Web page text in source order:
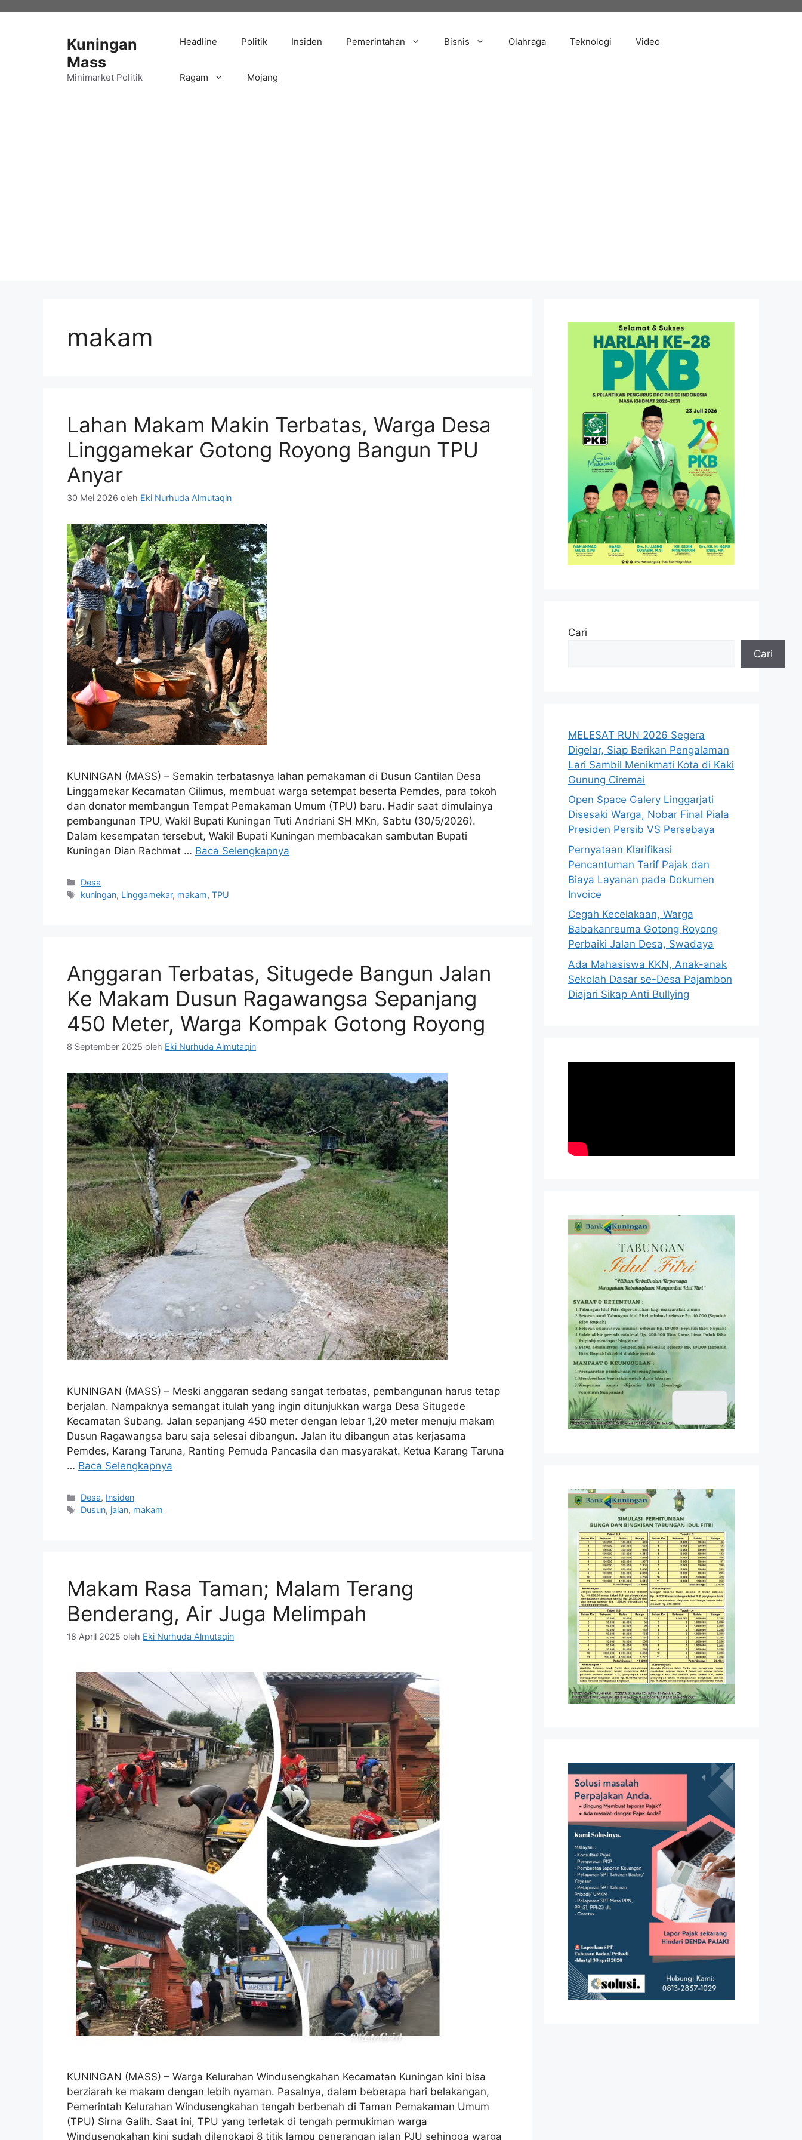
Kuningan
Mass
Minimarket Politik
Headline Politik Insiden Pemerintahan Bisnis Olahraga Teknologi Video
Ragam Mojang
makam
Lahan Makam Makin Terbatas, Warga Desa
Linggamekar Gotong Royong Bangun TPU
Anyar
30 Mei 2026 oleh Eki Nurhuda Almutaqin
KUNINGAN (MASS) – Semakin terbatasnya lahan pemakaman di Dusun Cantilan Desa
Linggamekar Kecamatan Cilimus, membuat warga setempat beserta Pemdes, para tokoh
dan donator membangun Tempat Pemakaman Umum (TPU) baru. Hadir saat dimulainya
pembangunan TPU, Wakil Bupati Kuningan Tuti Andriani SH MKn, Sabtu (30/5/2026).
Dalam kesempatan tersebut, Wakil Bupati Kuningan membacakan sambutan Bupati
Kuningan Dian Rachmat … Baca Selengkapnya
Kategori
Desa
Tag
kuningan, Linggamekar, makam,TPU
Anggaran Terbatas, Situgede Bangun Jalan
Ke Makam Dusun Ragawangsa Sepanjang
450 Meter, Warga Kompak Gotong Royong
8 September 2025 oleh Eki Nurhuda Almutaqin
KUNINGAN (MASS) – Meski anggaran sedang sangat terbatas, pembangunan harus tetap
berjalan. Nampaknya semangat itulah yang ingin ditunjukkan warga Desa Situgede
Kecamatan Subang. Jalan sepanjang 450 meter dengan lebar 1,20 meter menuju makam
Dusun Ragawangsa baru saja selesai dibangun. Jalan itu dibangun atas kerjasama
Pemdes, Karang Taruna, Ranting Pemuda Pancasila dan masyarakat. Ketua Karang Taruna
… Baca Selengkapnya
Kategori
Desa, Insiden
Tag
Dusun, jalan, makam
Makam Rasa Taman; Malam Terang
Benderang, Air Juga Melimpah
18 April 2025 oleh Eki Nurhuda Almutaqin
KUNINGAN (MASS) – Warga Kelurahan Windusengkahan Kecamatan Kuningan kini bisa
berziarah ke makam dengan lebih nyaman. Pasalnya, dalam beberapa hari belakangan,
Pemerintah Kelurahan Windusengkahan tengah berbenah di Taman Pemakaman Umum
(TPU) Sirna Galih. Saat ini, TPU yang terletak di tengah permukiman warga
Windusengkahan kini sudah dilengkapi 8 titik lampu penerangan jalan PJU sehingga warga
Cari
Cari
MELESAT RUN 2026 Segera
Digelar, Siap Berikan Pengalaman
Lari Sambil Menikmati Kota di Kaki
Gunung Ciremai
Open Space Galery Linggarjati
Disesaki Warga, Nobar Final Piala
Presiden Persib VS Persebaya
Pernyataan Klarifikasi
Pencantuman Tarif Pajak dan
Biaya Layanan pada Dokumen
Invoice
Cegah Kecelakaan, Warga
Babakanreuma Gotong Royong
Perbaiki Jalan Desa, Swadaya
Ada Mahasiswa KKN, Anak-anak
Sekolah Dasar se-Desa Pajambon
Diajari Sikap Anti Bullying